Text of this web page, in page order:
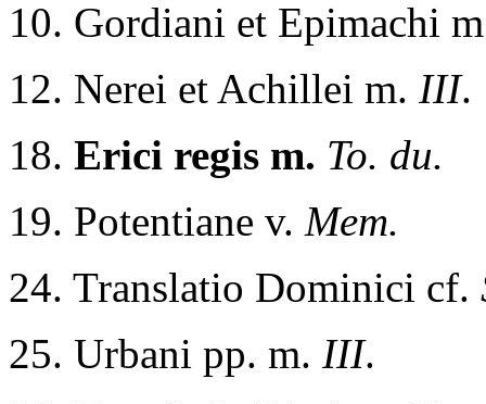
10. Gordiani et Epimachi
12. Nerei et Achillei m. III.
18. Erici regis m. To. du.
19. Potentiane v. Mem.
24. Translatio Dominici cf.
25. Urbani pp. m. III.